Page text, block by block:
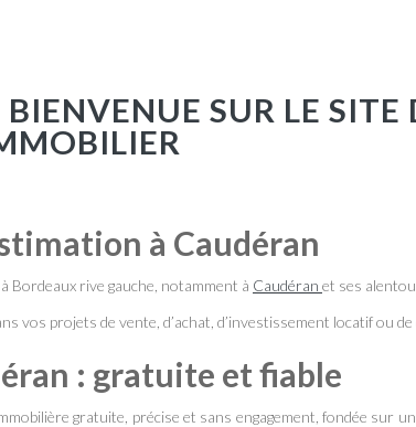
à Caudéran
Bordeaux rive gauche, notamment à Caudéran et ses
vos projets de vente, d’achat, d’investissement locatif ou
: gratuite et fiable
gratuite, précise et sans engagement, fondée sur